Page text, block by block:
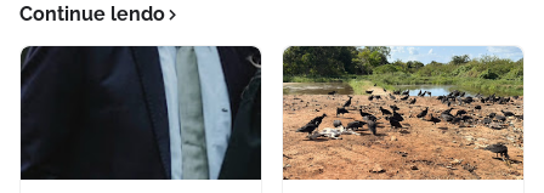
Continue lendo